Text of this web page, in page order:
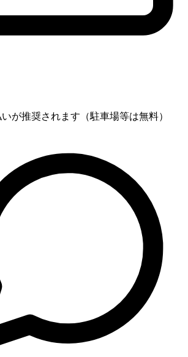
が推奨されます（駐車場等は無料）